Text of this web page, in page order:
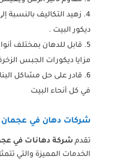
زهيد التكاليف بالنسبة
ديكور البيت .
قابل للدهان بمختلف
مزايا ديكورات الجبس
قادر على حل مشاكل
في كل أنحاء البيت
شركات دهان في عجمان
تقدم شركة دهانات في
الخدمات المميزة والتي